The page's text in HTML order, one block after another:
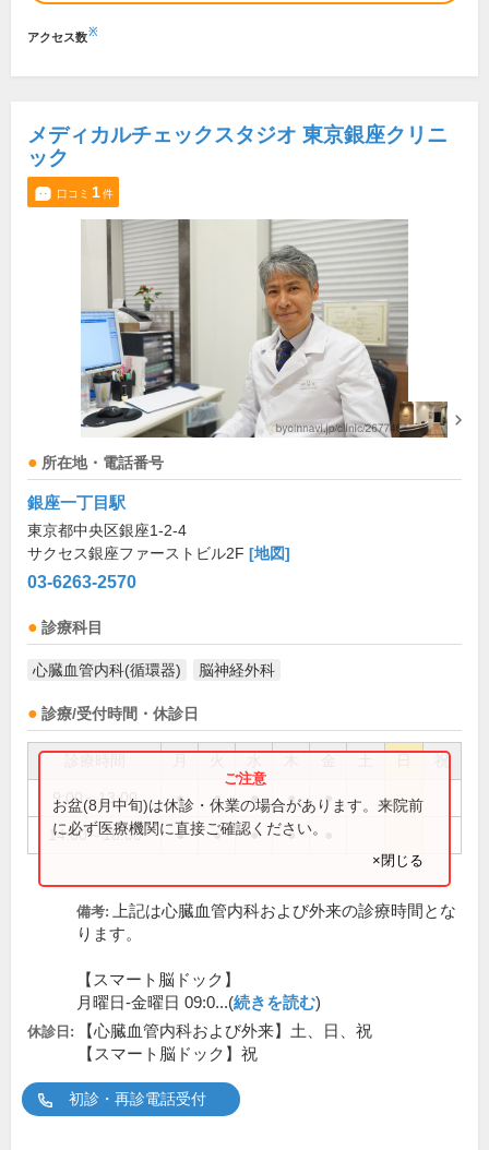
アクセス数※
メディカルチェックスタジオ 東京銀座クリニ
ック
口コミ 1件
所在地・電話番号
銀座一丁目駅
東京都中央区銀座1-2-4
サクセス銀座ファーストビル2F [地図]
03-6263-2570
診療科目
心臓血管内科(循環器) 脳神経外科
診療/受付時間・休診日
祝
9:00～13:00 ● ● ● ● ●
14:00～18:00 ● ● ● ●
お盆(8月中旬)は休診・休業の場合があります。来院前
に必ず医療機関に直接ご確認ください。
×閉じる
備考:
上記は心臓血管内科および外来の診療時間とな
ります。
【スマート脳ドック】
月曜日-金曜日 09:0...(続きを読む)
休診日:
【心臓血管内科および外来】土、日、祝
【スマート脳ドック】祝
初診・再診電話受付